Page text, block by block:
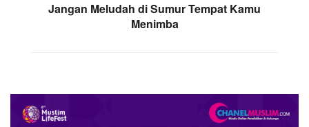
Jangan Meludah di Sumur Tempat Kamu
Menimba